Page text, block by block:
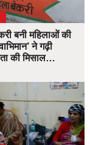
बनी महिलाओं की
ने गढ़ी
की मिसाल…